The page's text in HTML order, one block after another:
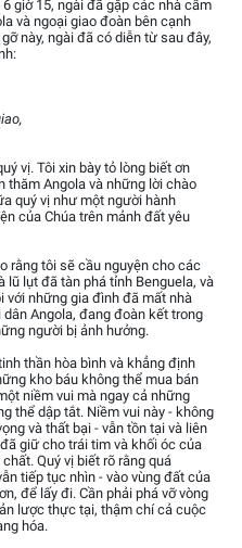
giờ 15, ngài đã gặp các nhà cầm
và ngoại giao đoàn bên cạnh
này, ngài đã có diễn từ sau đây,
vị. Tôi xin bày tỏ lòng biết ơn
thăm Angola và những lời chào
quý vị như một người hành
của Chúa trên mảnh đất yêu
rằng tôi sẽ cầu nguyện cho các
lũ lụt đã tàn phá tỉnh Benguela, và
với những gia đình đã mất nhà
Angola, đang đoàn kết trong
người bị ảnh hưởng.
thần hòa bình và khẳng định
kho báu không thể mua bán
niềm vui mà ngay cả những
thể dập tắt. Niềm vui này - không
và thất bại - vẫn tồn tại và liên
giữ cho trái tim và khối óc của
Quý vị biết rõ rằng quá
tiếp tục nhìn - vào vùng đất của
để lấy đi. Cần phải phá vỡ vòng
lược thực tại, thậm chí cả cuộc
hóa.